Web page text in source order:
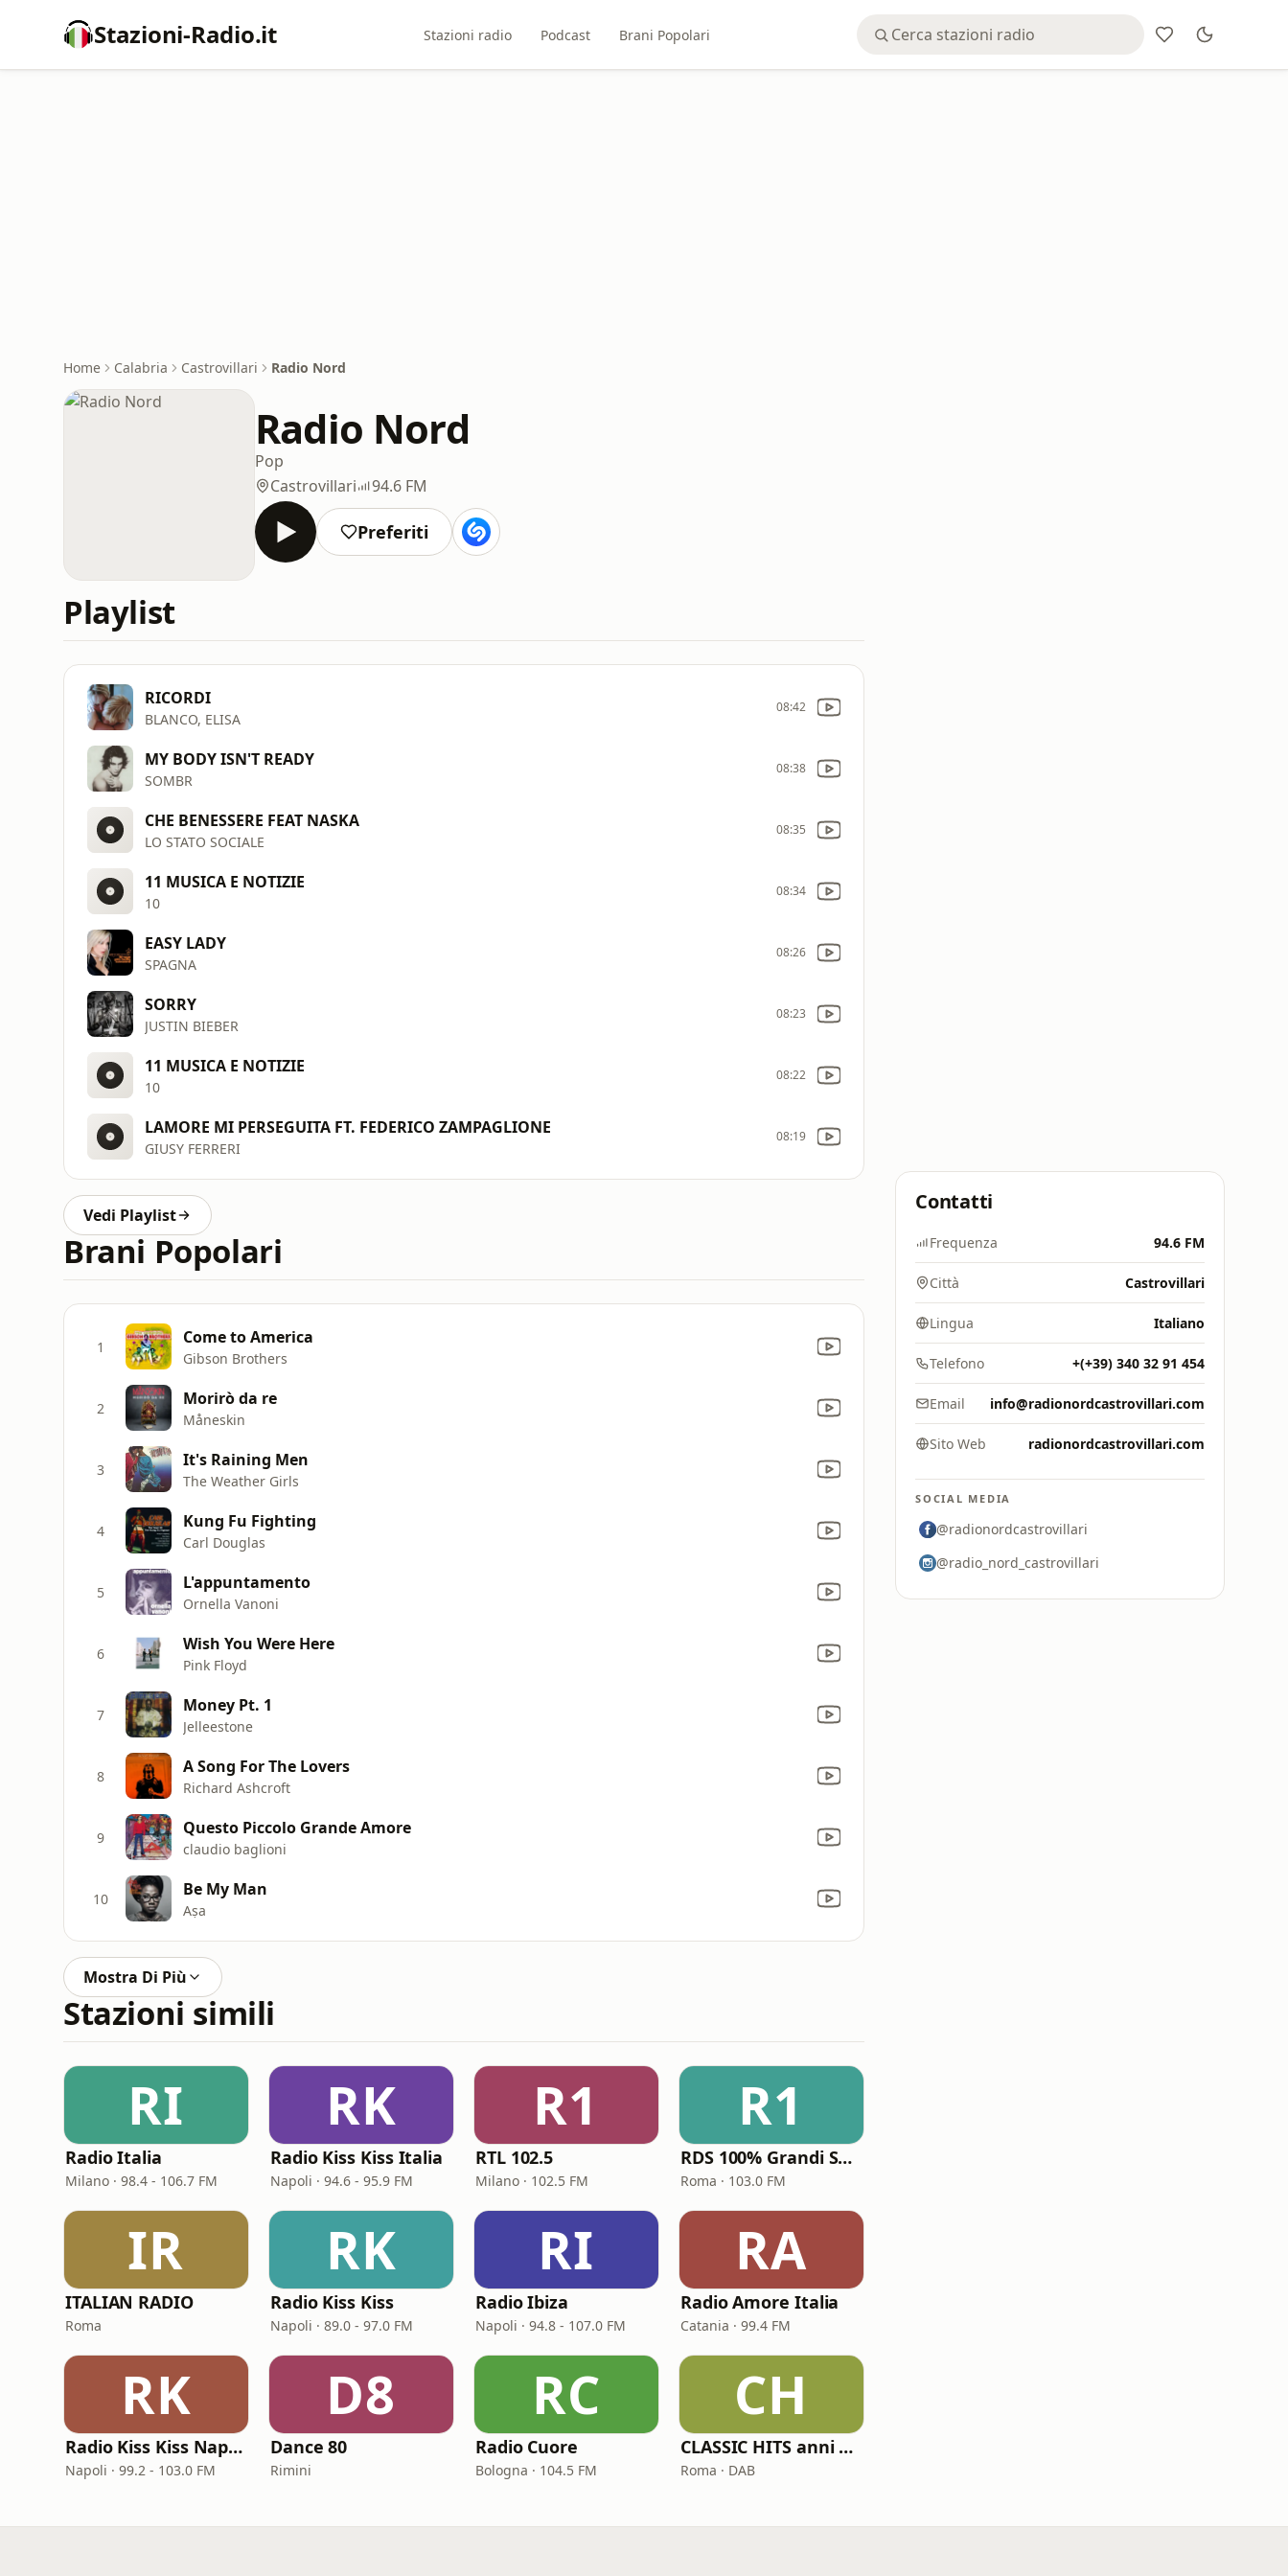
Stazioni-Radio.it Stazioni radio Podcast Brani Popolari
Home Calabria Castrovillari Radio Nord
Radio Nord
Pop
Castrovillari
94.6 FM
Preferiti
Playlist
RICORDI
BLANCO, ELISA
08:42
MY BODY ISN'T READY
SOMBR
08:38
CHE BENESSERE FEAT NASKA
LO STATO SOCIALE
08:35
11 MUSICA E NOTIZIE
10
08:34
EASY LADY
SPAGNA
08:26
SORRY
JUSTIN BIEBER
08:23
11 MUSICA E NOTIZIE
10
08:22
LAMORE MI PERSEGUITA FT. FEDERICO ZAMPAGLIONE
GIUSY FERRERI
08:19
Vedi Playlist
Brani Popolari
1 Come to America
Gibson Brothers
2 Morirò da re
Måneskin
3 It's Raining Men
The Weather Girls
4 Kung Fu Fighting
Carl Douglas
5 L'appuntamento
Ornella Vanoni
6 Wish You Were Here
Pink Floyd
7 Money Pt. 1
Jelleestone
8 A Song For The Lovers
Richard Ashcroft
9 Questo Piccolo Grande Amore
claudio baglioni
10 Be My Man
Aṣa
Mostra Di Più
Stazioni simili
RI
Radio Italia
Milano · 98.4 - 106.7 FM
RK
Radio Kiss Kiss Italia
Napoli · 94.6 - 95.9 FM
R1
RTL 102.5
Milano · 102.5 FM
R1
RDS 100% Grandi Successi
Roma · 103.0 FM
IR
ITALIAN RADIO
Roma
RK
Radio Kiss Kiss
Napoli · 89.0 - 97.0 FM
RI
Radio Ibiza
Napoli · 94.8 - 107.0 FM
RA
Radio Amore Italia
Catania · 99.4 FM
RK
Radio Kiss Kiss Napoli
Napoli · 99.2 - 103.0 FM
D8
Dance 80
Rimini
RC
Radio Cuore
Bologna · 104.5 FM
CH
CLASSIC HITS anni 70 80 90
Roma · DAB
Contatti
Frequenza 94.6 FM
Città Castrovillari
Lingua Italiano
Telefono +(+39) 340 32 91 454
Email info@radionordcastrovillari.com
Sito Web radionordcastrovillari.com
SOCIAL MEDIA
@radionordcastrovillari
@radio_nord_castrovillari